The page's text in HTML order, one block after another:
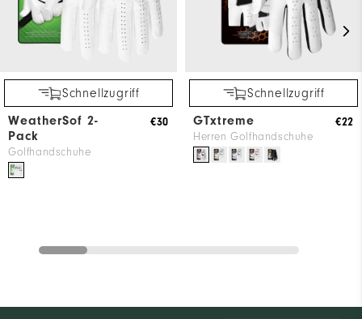
Schnellzugriff
WeatherSof 2-
Pack
Golfhandschuhe
€30
Schnellzugriff
GTxtreme
Herren Golfhandschuhe
€22